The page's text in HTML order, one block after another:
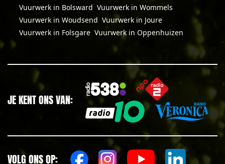
Vuurwerk in Bolsward Vuurwerk in Wommels
Vuurwerk in Woudsend Vuurwerk in Joure
Vuurwerk in Folsgare Vuurwerk in Oppenhuizen
JE KENT ONS VAN:
VOLG ONS OP: